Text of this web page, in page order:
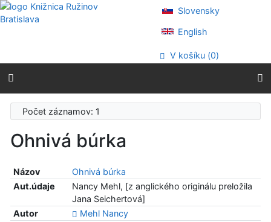
Prejsť na obsah
Prejsť na menu
Prehlásenie o webovej prístupnosti
Slovensky
English
V košíku (0)
Počet záznamov: 1
Ohnivá búrka
Názov
Ohnivá búrka
Aut.údaje
Nancy Mehl, [z anglického originálu preložila
Jana Seichertová]
Autor
Mehl Nancy